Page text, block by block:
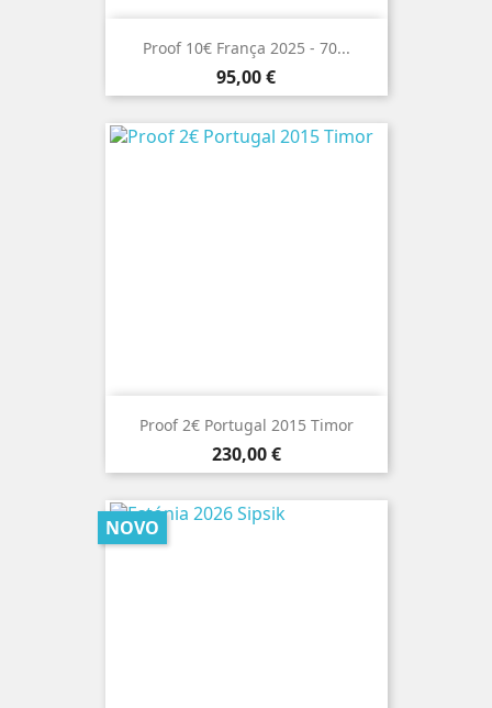
Proof 10€ França 2025 - 70...
Preço
95,00 €
Proof 2€ Portugal 2015 Timor
Preço
230,00 €
NOVO